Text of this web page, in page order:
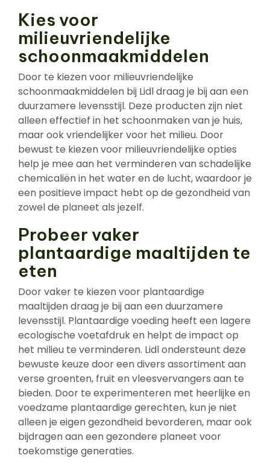
Kies voor
milieuvriendelijke
schoonmaakmiddelen
Door te kiezen voor milieuvriendelijke
schoonmaakmiddelen bij Lidl draag je bij aan een
duurzamere levensstijl. Deze producten zijn niet
alleen effectief in het schoonmaken van je huis,
maar ook vriendelijker voor het milieu. Door
bewust te kiezen voor milieuvriendelijke opties
help je mee aan het verminderen van schadelijke
chemicaliën in het water en de lucht, waardoor je
een positieve impact hebt op de gezondheid van
zowel de planeet als jezelf.
Probeer vaker
plantaardige maaltijden te
eten
Door vaker te kiezen voor plantaardige
maaltijden draag je bij aan een duurzamere
levensstijl. Plantaardige voeding heeft een lagere
ecologische voetafdruk en helpt de impact op
het milieu te verminderen. Lidl ondersteunt deze
bewuste keuze door een divers assortiment aan
verse groenten, fruit en vleesvervangers aan te
bieden. Door te experimenteren met heerlijke en
voedzame plantaardige gerechten, kun je niet
alleen je eigen gezondheid bevorderen, maar ook
bijdragen aan een gezondere planeet voor
toekomstige generaties.